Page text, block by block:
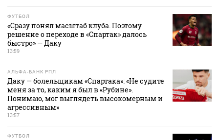
ФУТБОЛ
«Сразу понял масштаб клуба. Поэтому
решение о переходе в «Спартак» далось
быстро» — Даку
13:59
АЛЬФА-БАНК РПЛ
Даку — болельщикам «Спартака»: «Не судите
меня за то, каким я был в «Рубине».
Понимаю, мог выглядеть высокомерным и
агрессивным»
13:57
ФУТБОЛ